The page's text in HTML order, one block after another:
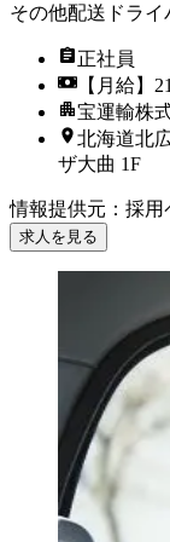
その他配送ドライ
正社員
【月給】
宝運輸株
北海道北
ザ大曲 1F
情報提供元 ： 採用
求人を見る